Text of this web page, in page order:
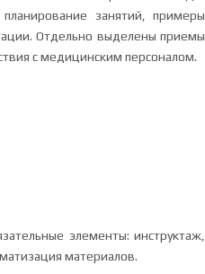
занятий, примеры
Отдельно выделены приемы
с медицинским персоналом.
элементы: инструктаж,
материалов.